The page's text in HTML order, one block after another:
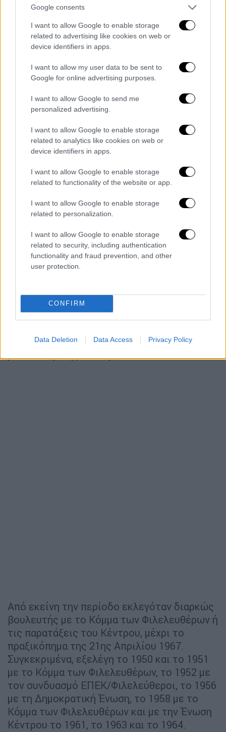
Google consents
I want to allow Google to enable storage
related to advertising like cookies on web or
device identifiers in apps.
I want to allow my user data to be sent to
Google for online advertising purposes.
I want to allow Google to send me
personalized advertising.
I want to allow Google to enable storage
related to analytics like cookies on web or
device identifiers in apps.
I want to allow Google to enable storage
related to functionality of the website or app.
I want to allow Google to enable storage
related to personalization.
I want to allow Google to enable storage
related to security, including authentication
functionality and fraud prevention, and other
user protection.
CONFIRM
Data Deletion Data Access Privacy Policy
εκείνους που τον γνώριζαν. Ο πρώην
πρωθυπουργός και ο πρώην αποστάτης, με
πολιτικό ανάστημα 1,92 μ., είχε να επιδείξει
τη μακροβιότερη βουλευτική καριέρα (1946-
2004). Με εξαίρεση τη μαύρη επταετία της
χούντας και μια τριετία που έμεινε εκτός
Βουλής, ο Κωνσταντίνος Μητσοτάκης
εκλεγόταν συνεχώς από το 1946 έως το
στα ελληνικά δημοκρατικά χρονικά.
φορά βουλευτής Χανίων στα 28 του, στις
εκλογές της 31ης Μαρτίου 1946, με τον
Ήταν ο νεότερος βουλευτής της πρώτης
μεταπολεμικής Βουλής.
Από εκείνη την περίοδο εκλεγόταν διαρκώς
βουλευτής με το Κόμμα των Φιλελευθέρων ή
τις παρατάξεις του Κέντρου, μέχρι το
πραξικόπημα της 21ης Απριλίου 1967.
Συγκεκριμένα, εξελέγη το 1950 και το 1951
με το Κόμμα των Φιλελευθέρων, το 1952 με
τον συνδυασμό ΕΠΕΚ/Φιλελεύθεροι, το 1956
με τη Δημοκρατική Ένωση, το 1958 με το
Κόμμα των Φιλελευθέρων και με την Ένωση
Κέντρου το 1961, το 1963 και το 1964.